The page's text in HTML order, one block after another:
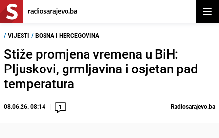
/ VIJESTI / BOSNA I HERCEGOVINA
Stiže promjena vremena u BiH:
Pljuskovi, grmljavina i osjetan pad
temperatura
08.06.26. 08:14 1 Radiosarajevo.ba